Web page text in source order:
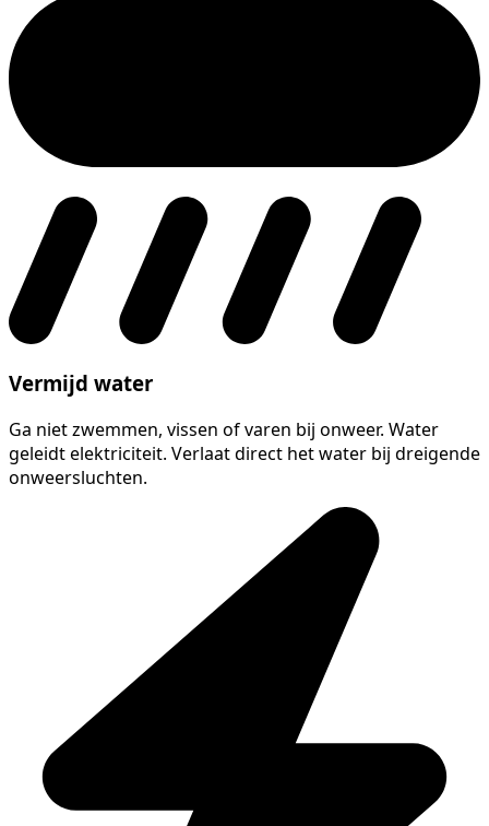
Vermijd water
Ga niet zwemmen, vissen of varen bij onweer. Water
geleidt elektriciteit. Verlaat direct het water bij dreigende
onweersluchten.